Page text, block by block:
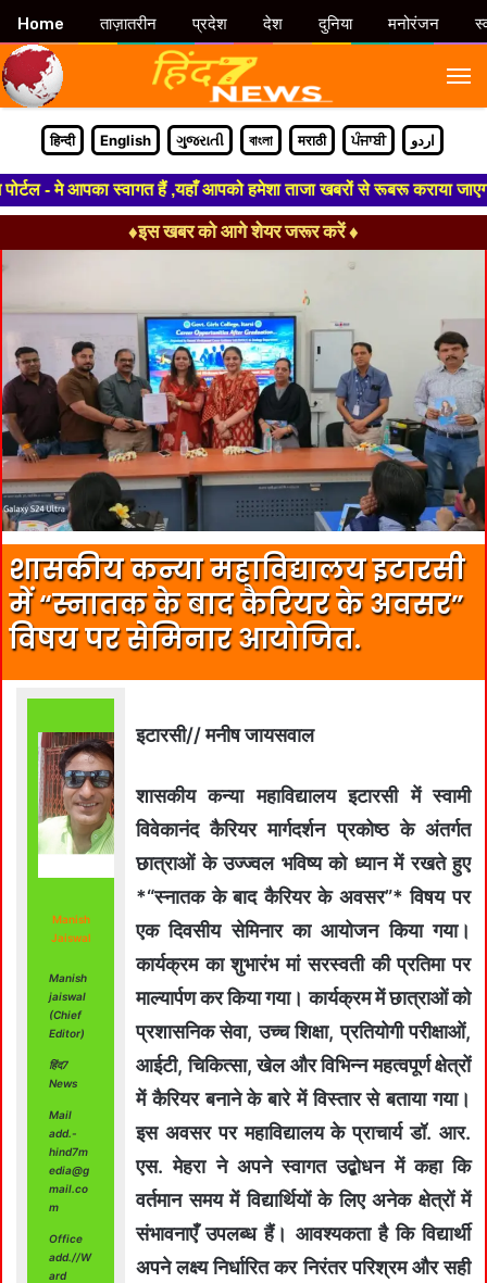
हिन्दी English ગુજરાતી বাংলা मराठी ਪੰਜਾਬੀ اردو
मे आपका स्वागत हैं ,यहाँ आपको हमेशा ताजा खबरों से रूबरू कराया जाएगा
♦इस खबर को आगे शेयर जरूर करें ♦
शासकीय कन्या महाविद्यालय इटारसी
में “स्नातक के बाद कैरियर के अवसर”
विषय पर सेमिनार आयोजित.
Manish
Jaiswal
Manish
jaiswal
(Chief
Editor)
हिंद7
News
Mail
add.-
hind7m
edia@g
mail.co
m
Office
add.//W
ard
इटारसी// मनीष जायसवाल
शासकीय कन्या महाविद्यालय इटारसी में स्वामी
विवेकानंद कैरियर मार्गदर्शन प्रकोष्ठ के अंतर्गत
छात्राओं के उज्ज्वल भविष्य को ध्यान में रखते हुए
*“स्नातक के बाद कैरियर के अवसर”* विषय पर
एक दिवसीय सेमिनार का आयोजन किया गया।
कार्यक्रम का शुभारंभ मां सरस्वती की प्रतिमा पर
माल्यार्पण कर किया गया। कार्यक्रम में छात्राओं को
प्रशासनिक सेवा, उच्च शिक्षा, प्रतियोगी परीक्षाओं,
आईटी, चिकित्सा, खेल और विभिन्न महत्वपूर्ण क्षेत्रों
में कैरियर बनाने के बारे में विस्तार से बताया गया।
इस अवसर पर महाविद्यालय के प्राचार्य डॉ. आर.
एस. मेहरा ने अपने स्वागत उद्बोधन में कहा कि
वर्तमान समय में विद्यार्थियों के लिए अनेक क्षेत्रों में
संभावनाएँ उपलब्ध हैं। आवश्यकता है कि विद्यार्थी
अपने लक्ष्य निर्धारित कर निरंतर परिश्रम और सही
Home ताज़ातरीन प्रदेश देश दुनिया मनोरंजन